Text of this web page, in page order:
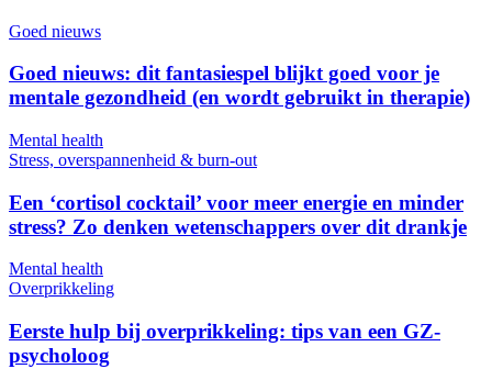
Goed nieuws
Goed nieuws: dit fantasiespel blijkt goed voor je
mentale gezondheid (en wordt gebruikt in therapie)
Mental health
Stress, overspannenheid & burn-out
Een ‘cortisol cocktail’ voor meer energie en minder
stress? Zo denken wetenschappers over dit drankje
Mental health
Overprikkeling
Eerste hulp bij overprikkeling: tips van een GZ-
psycholoog